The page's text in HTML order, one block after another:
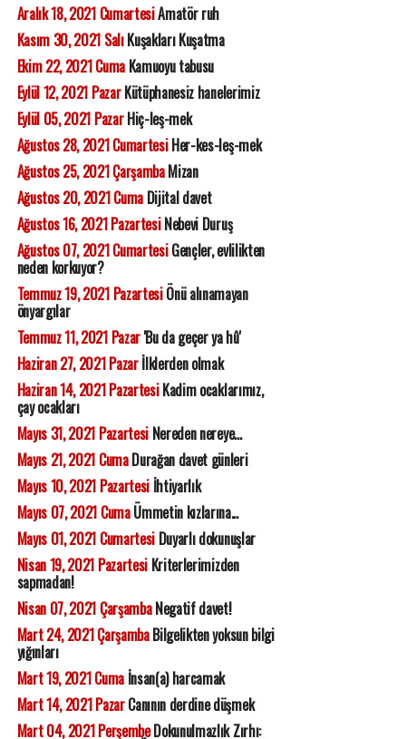
Aralık 18, 2021 CumartesiAmatör ruh
Kasım 30, 2021 SalıKuşakları Kuşatma
Ekim 22, 2021 CumaKamuoyu tabusu
Eylül 12, 2021 PazarKütüphanesiz hanelerimiz
Eylül 05, 2021 PazarHiç-leş-mek
Ağustos 28, 2021 CumartesiHer-kes-leş-mek
Ağustos 25, 2021 ÇarşambaMizan
Ağustos 20, 2021 CumaDijital davet
Ağustos 16, 2021 PazartesiNebevi Duruş
Ağustos 07, 2021 CumartesiGençler, evlilikten
neden korkuyor?
Temmuz 19, 2021 PazartesiÖnü alınamayan
önyargılar
Temmuz 11, 2021 Pazar'Bu da geçer ya hû'
Haziran 27, 2021 Pazarİlklerden olmak
Haziran 14, 2021 PazartesiKadim ocaklarımız,
çay ocakları
Mayıs 31, 2021 PazartesiNereden nereye...
Mayıs 21, 2021 CumaDurağan davet günleri
Mayıs 10, 2021 Pazartesiİhtiyarlık
Mayıs 07, 2021 CumaÜmmetin kızlarına...
Mayıs 01, 2021 CumartesiDuyarlı dokunuşlar
Nisan 19, 2021 PazartesiKriterlerimizden
sapmadan!
Nisan 07, 2021 ÇarşambaNegatif davet!
Mart 24, 2021 ÇarşambaBilgelikten yoksun bilgi
yığınları
Mart 19, 2021 Cumaİnsan(a) harcamak
Mart 14, 2021 PazarCanının derdine düşmek
Mart 04, 2021 PerşembeDokunulmazlık Zırhı: